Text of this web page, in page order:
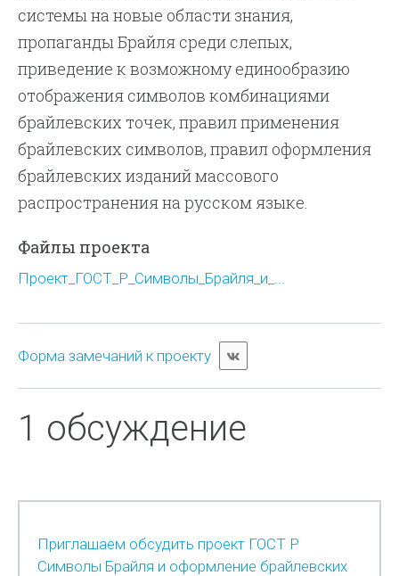
системы на новые области знания,
пропаганды Брайля среди слепых,
приведение к возможному единообразию
отображения символов комбинациями
брайлевских точек, правил применения
брайлевских символов, правил оформления
брайлевских изданий массового
распространения на русском языке.
Файлы проекта
Проект_ГОСТ_Р_Символы_Брайля_и_...
Форма замечаний к проекту
1 обсуждение
Приглашаем обсудить проект ГОСТ Р
Символы Брайля и оформление брайлевских